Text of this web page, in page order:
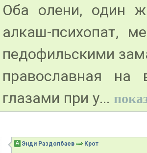
Оба олени, один
алкаш-психопат,
педофильскими
православная
глазами при у...
А Энди Раздолбаев Крот